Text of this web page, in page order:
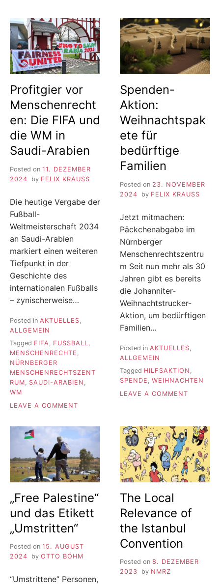
Profitgier vor
Menschenrecht
en: Die FIFA und
die WM in
Saudi-Arabien
Posted on 11. DEZEMBER
2024
by FELIX KRAUSS
Die heutige Vergabe der
Fußball-
Weltmeisterschaft 2034
an Saudi-Arabien
markiert einen weiteren
Tiefpunkt in der
Geschichte des
internationalen Fußballs
– zynischerweise…
Posted in AKTUELLES
ALLGEMEIN
Tagged FIFA, FUSSBALL
,
MENSCHENRECHTE ,
NÜRNBERGER
MENSCHENRECHTSZENT
RUM, SAUDI-ARABIEN ,
WM
LEAVE A COMMENT
MENSCHENRECHTEN:
FIFA
UND
DIE
WM
IN
SAUDI-
ARABIEN
Spenden-
Aktion:
Weihnachtspak
ete für
bedürftige
Familien
Posted on 23. NOVEMBER
2024
by FELIX KRAUSS
Jetzt mitmachen:
Päckchenabgabe im
Nürnberger
Menschenrechtszentru
m Seit nun mehr als 30
Jahren gibt es bereits
die Johanniter-
Weihnachtstrucker-
Aktion, um bedürftigen
Familien…
Posted in AKTUELLES
ALLGEMEIN
Tagged HILFSAKTION ,
SPENDE , WEIHNACHTEN
LEAVE A COMMENT
FÜR
FAMILIEN
„Free Palestine“
und das Etikett
„Umstritten“
Posted on 15. AUGUST
2024
by OTTO BÖHM
“Umstrittene” Personen,
The Local
Relevance of
the Istanbul
Convention
Posted on 8. DEZEMBER
2023
by NMRZ